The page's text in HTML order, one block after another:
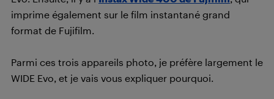
imprime également sur le film instantané grand
format de Fujifilm.
Parmi ces trois appareils photo, je préfère largement le
WIDE Evo, et je vais vous expliquer pourquoi.